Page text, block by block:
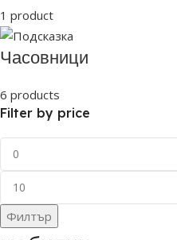
1 product
Часовници
6 products
Filter by price
Филтър